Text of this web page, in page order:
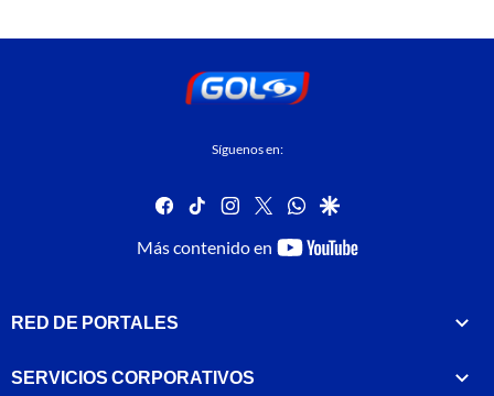
Síguenos en:
facebook
tiktok instagram
twitterwhatsapp
google
Más contenido en
youtube-
RED DE PORTALES
SERVICIOS CORPORATIVOS